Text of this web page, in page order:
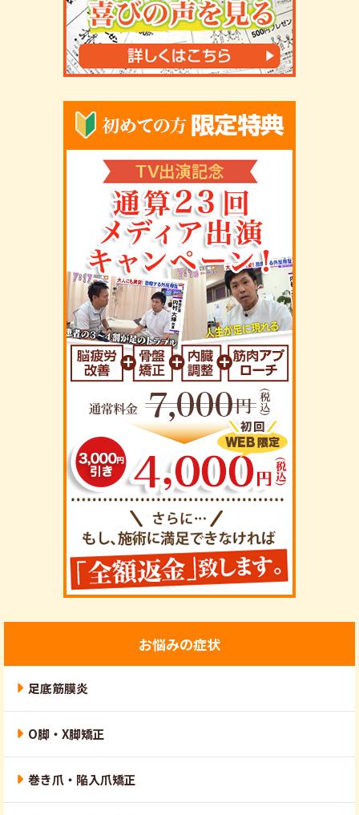
お悩みの症状
足底筋膜炎
O脚・X脚矯正
巻き爪・陥入爪矯正